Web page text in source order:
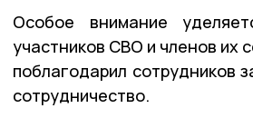
Особое внимание
участников СВО и членов их
поблагодарил сотрудников
сотрудничество.